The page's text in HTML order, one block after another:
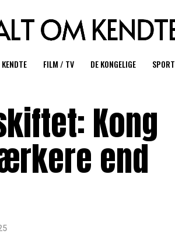
KENDTE FILM / TV DE KONGELIGE SPORT
Kong
end